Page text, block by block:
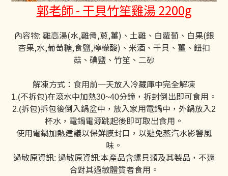
郭老師 - 干貝竹笙雞湯 2200g
內容物: 雞高湯(水,雞骨,蔥,薑)、土雞、白蘿蔔、白果(銀
杏果,水,葡萄糖,食鹽,檸檬酸)、米酒、干貝、薑、鈕扣
菇、碘鹽、竹笙、二砂
解凍方式：食用前一天放入冷藏庫中完全解凍
1.(不拆包)在滾水中加熱30~40分鐘，拆封倒出即可食用。
2.(拆包)拆包後倒入鍋盆中，放入家用電鍋中，外鍋放入2
杯水，電鍋電源跳起後即可取出食用。
使用電鍋加熱建議以保鮮膜封口，以避免蒸汽水影響風
味。
過敏原資訊: 過敏原資訊:本產品含螺貝類及其製品，不適
合對其過敏體質者食用。